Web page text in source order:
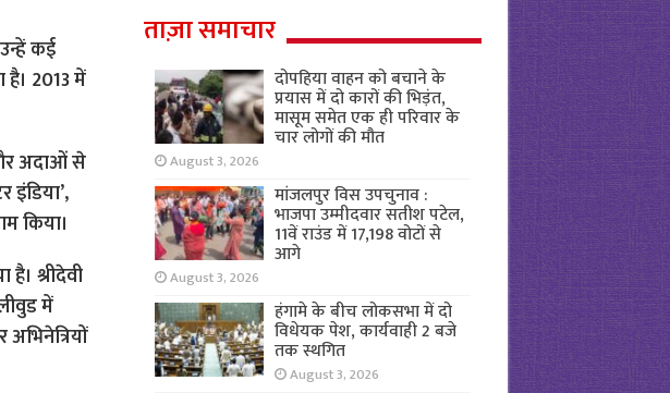
कई
है। 2013 में
अदाओं से
इंडिया’,
किया।
श्रीदेवी
में
ताज़ा समाचार
दोपहिया वाहन को बचाने के
प्रयास में दो कारों की भिड़ंत,
मासूम समेत एक ही परिवार के
चार लोगों की मौत
August 3, 2026
मांजलपुर विस उपचुनाव :
भाजपा उम्मीदवार सतीश पटेल,
11वें राउंड में 17,198 वोटों से
आगे
August 3, 2026
हंगामे के बीच लोकसभा में दो
विधेयक पेश, कार्यवाही 2 बजे
तक स्थगित
August 3, 2026